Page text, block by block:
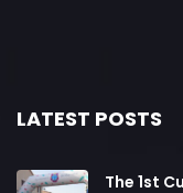
LATEST POSTS
The 1st